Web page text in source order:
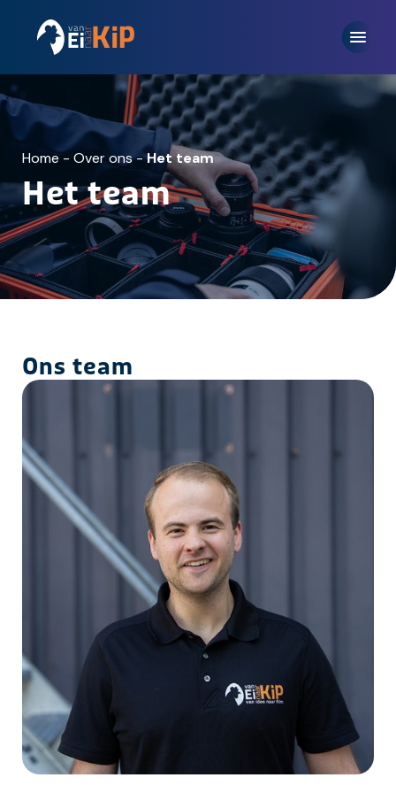
Home- Over ons-Het team
Het team
Ons team